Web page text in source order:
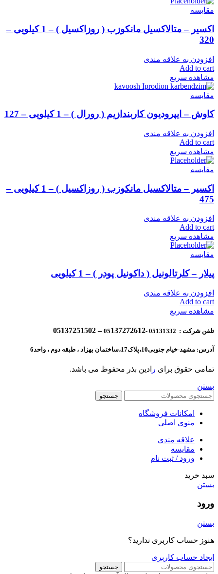
مقایسه
اکسیر – متالاکسیل مانکوزب ( روزاکسیل ) – 1 کیلویی –
320
افزودن به علاقه مندی
Add to cart
مشاهده سریع
مقایسه
کاوش – ایپرودیون کاربندازیم ( رورال ) – 1 کیلویی – 127
افزودن به علاقه مندی
Add to cart
مشاهده سریع
مقایسه
اکسیر – متالاکسیل مانکوزب ( روزاکسیل ) – 1 کیلویی –
475
افزودن به علاقه مندی
Add to cart
مشاهده سریع
مقایسه
پیلار – کلرتالونیل ( داکونیل پودر ) – 1 کیلویی
افزودن به علاقه مندی
Add to cart
مشاهده سریع
تلفن شرکت : 05131332 -05 137272612 – 05137251502
آدرس: مشهد-خیام جنوبی10،پلاک17،ساختمان بهزاد ، طبقه دوم ، واحد6
تمامی حقوق برای ر ادین بذر محفوظ می باشد.
بستن
جستجو
امکانات فروشگاه
منوی اصلی
علاقه مندی
مقایسه
ورود / ثبت نام
سبد خرید
بستن
ورود
بستن
هنوز حساب کاربری ندارید؟
ایجاد حساب کاربری
جستجو